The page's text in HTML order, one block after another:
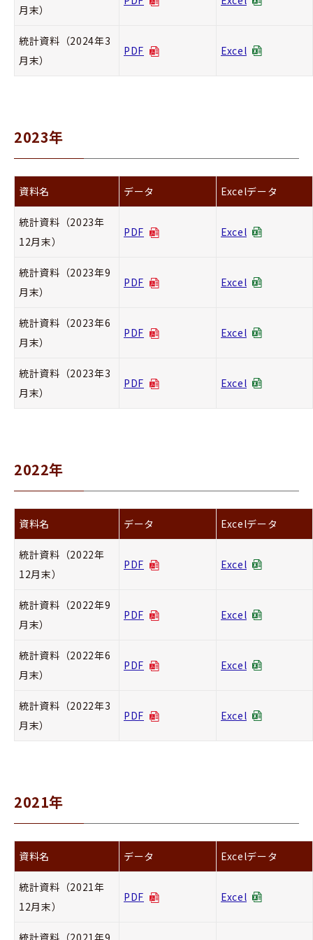
月末）
統計資料（2024年3
月末）
PDF Excel
2023年
資料名 データ Excelデータ
統計資料（2023年
12月末）
PDF Excel
統計資料（2023年9
月末）
PDF Excel
統計資料（2023年6
月末）
PDF Excel
統計資料（2023年3
月末）
PDF Excel
2022年
資料名 データ Excelデータ
統計資料（2022年
12月末）
PDF Excel
統計資料（2022年9
月末）
PDF Excel
統計資料（2022年6
月末）
PDF Excel
統計資料（2022年3
月末）
PDF Excel
2021年
資料名 データ Excelデータ
統計資料（2021年
12月末）
PDF Excel
統計資料（2021年9